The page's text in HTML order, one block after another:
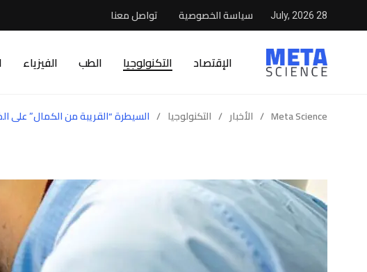
28 July, 2026 سياسة الخصوصية تواصل معنا
الإقتصاد التكنولوجيا الطب الفيزياء
Meta Science
/ الأخبار / التكنولوجيا / السيطرة “القريبة من الكمال” على